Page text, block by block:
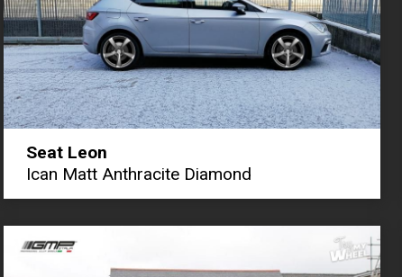
Seat Leon
Ican Matt Anthracite Diamond